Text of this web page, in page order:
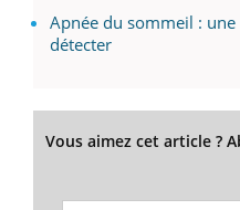
Apnée du sommeil :
détecter
Vous aimez cet article ?